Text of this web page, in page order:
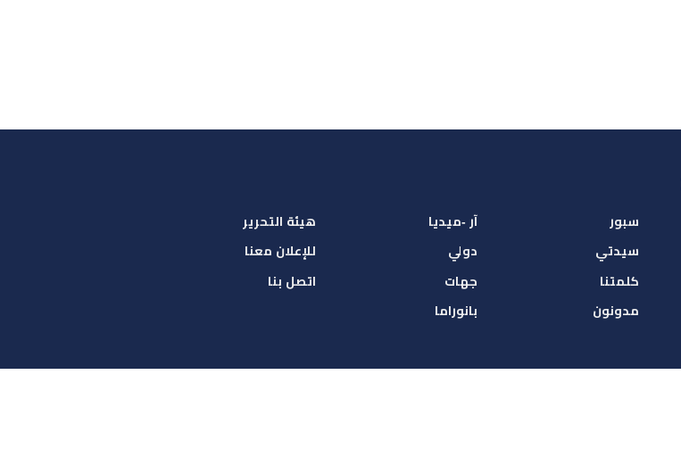
سبور
سيدتي
كلمتنا
مدونون
آر -ميديا
دولي
جهات
بانوراما
هيئة التحرير
للإعلان معنا
اتصل بنا